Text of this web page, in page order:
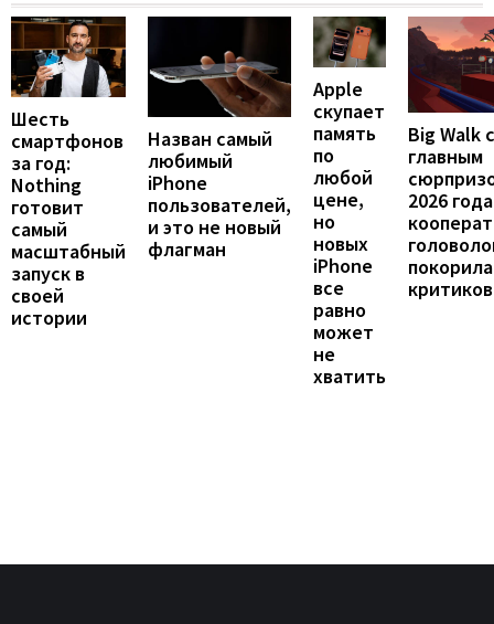
Шесть
смартфонов
за год:
Nothing
готовит
самый
масштабный
запуск в
своей
истории
Назван самый
любимый
iPhone
пользователей,
и это не новый
флагман
Apple
скупает
память
по
любой
цене,
но
новых
iPhone
все
равно
может
не
хватить
Big Walk
главным
2026
покорила
критиков